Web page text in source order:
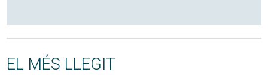
EL MÉS LLEGIT